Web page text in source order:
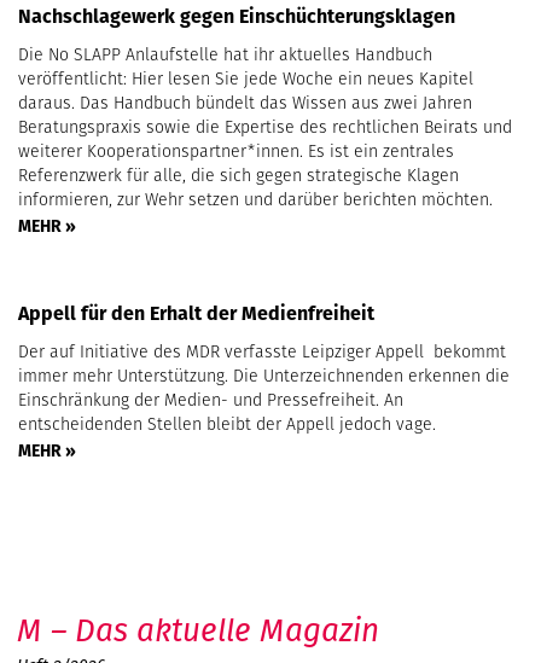
Nachschlagewerk gegen Einschüchterungsklagen
Die No SLAPP Anlaufstelle hat ihr aktuelles Handbuch
veröffentlicht: Hier lesen Sie jede Woche ein neues Kapitel
daraus. Das Handbuch bündelt das Wissen aus zwei Jahren
Beratungspraxis sowie die Expertise des rechtlichen Beirats und
weiterer Kooperationspartner*innen. Es ist ein zentrales
Referenzwerk für alle, die sich gegen strategische Klagen
informieren, zur Wehr setzen und darüber berichten möchten.
MEHR »
Appell für den Erhalt der Medienfreiheit
Der auf Initiative des MDR verfasste Leipziger Appell bekommt
immer mehr Unterstützung. Die Unterzeichnenden erkennen die
Einschränkung der Medien- und Pressefreiheit. An
entscheidenden Stellen bleibt der Appell jedoch vage.
MEHR »
M – Das aktuelle Magazin